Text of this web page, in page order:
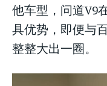
他车型，问道V9
具优势，即便与
整整大出一圈。